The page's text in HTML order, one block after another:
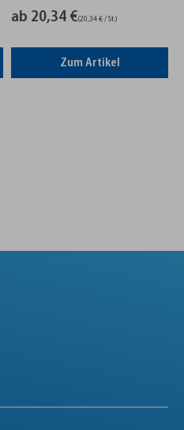
ab 20,34 €(20,34 € / St.)
Zum Artikel